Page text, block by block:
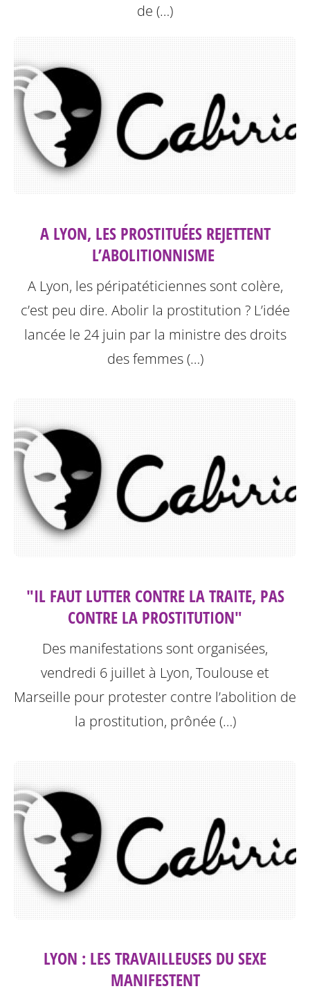
de (…)
A LYON, LES PROSTITUÉES REJETTENT
L’ABOLITIONNISME ‎
A Lyon, les péripatéticiennes sont colère,
c’est peu dire. Abolir la prostitution ? L’idée
lancée le 24 juin par la ministre des droits
des femmes (…)
"IL FAUT LUTTER CONTRE LA TRAITE, PAS
CONTRE LA PROSTITUTION"
Des manifestations sont organisées,
vendredi 6 juillet à Lyon, Toulouse et
Marseille pour protester contre l’abolition de
la prostitution, prônée (…)
LYON : LES TRAVAILLEUSES DU SEXE
MANIFESTENT